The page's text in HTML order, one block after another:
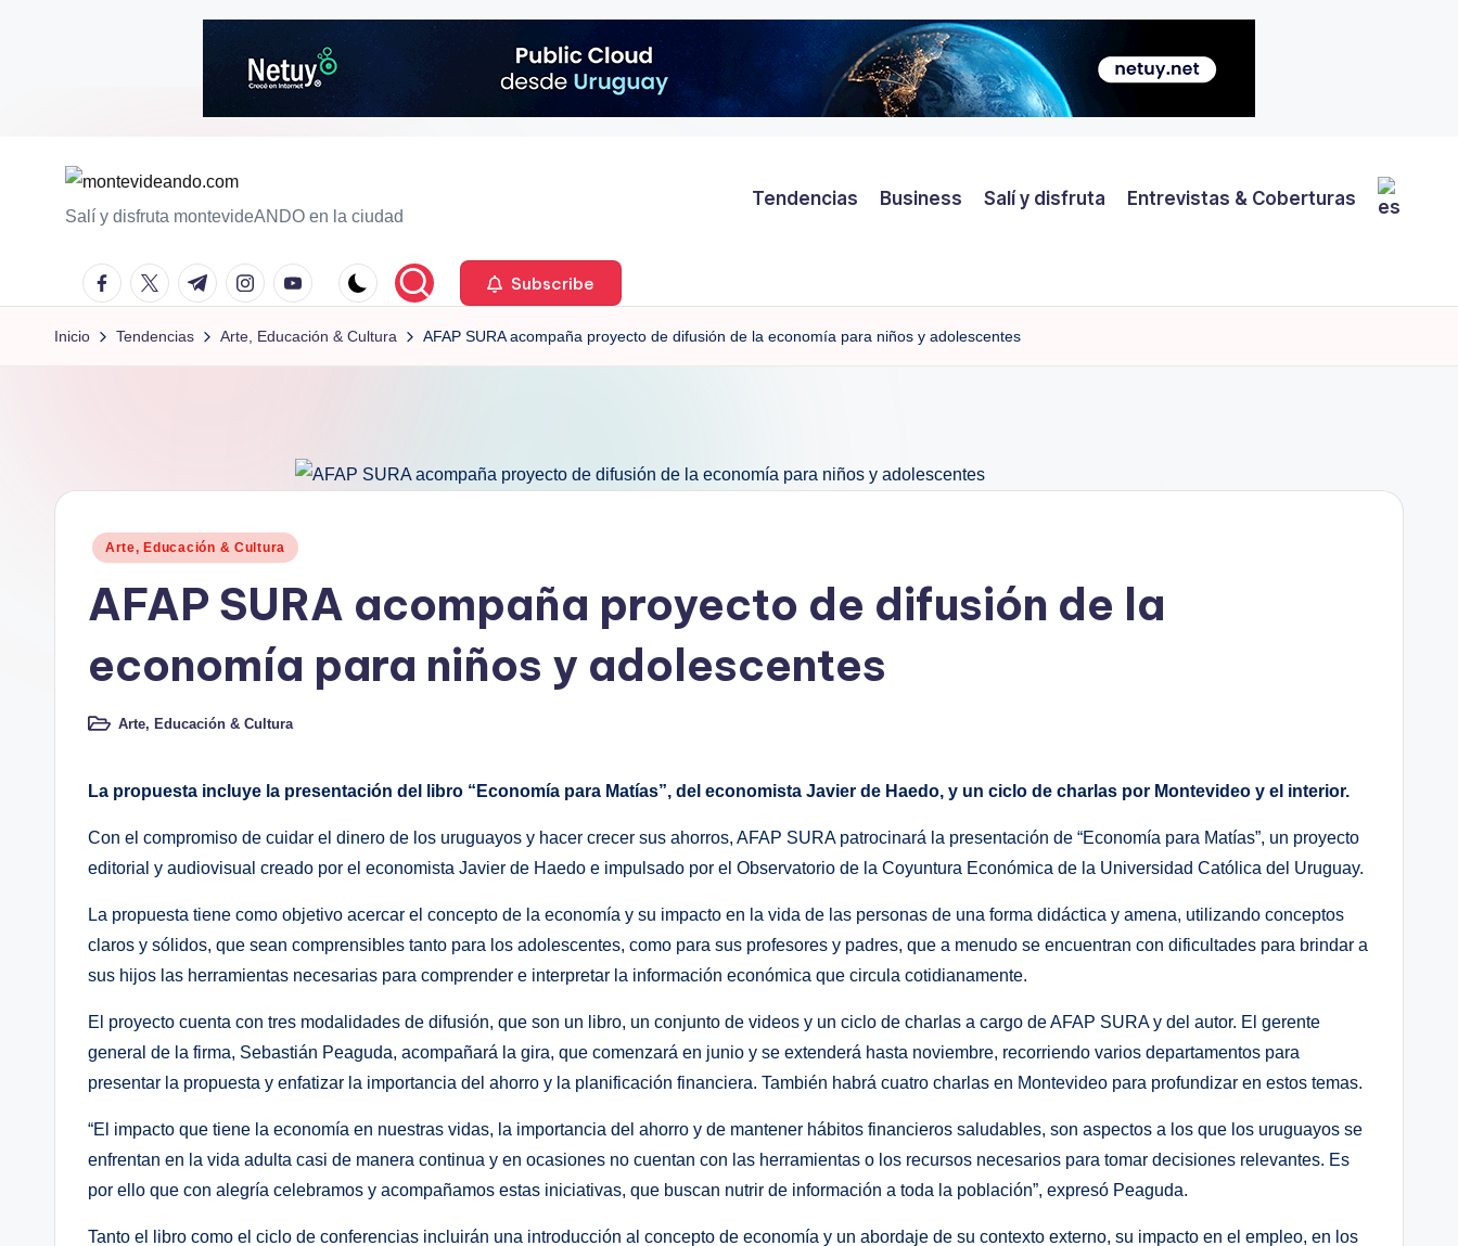
m
n
t
d
m
Salí y disfruta montevideANDO en la ciudad
Tendencias Business Salí y disfruta Entrevistas & Coberturas
facebook.com
twitter.com
t.me instagram.com
youtube.com Subscribe
Inicio Tendencias Arte, Educación & Cultura AFAP SURA acompaña proyecto de difusión de la economía para niños y adolescentes
Publicado
Arte, Educación & Cultura
AFAP SURA acompaña proyecto de difusión de la
economía para niños y adolescentes
Publicado
Arte, Educación & Cultura
La propuesta incluye la presentación del libro “Economía para Matías”, del economista Javier de Haedo, y un ciclo de charlas por Montevideo y el interior.
Con el compromiso de cuidar el dinero de los uruguayos y hacer crecer sus ahorros, AFAP SURA patrocinará la presentación de “Economía para Matías”, un proyecto
editorial y audiovisual creado por el economista Javier de Haedo e impulsado por el Observatorio de la Coyuntura Económica de la Universidad Católica del Uruguay.
La propuesta tiene como objetivo acercar el concepto de la economía y su impacto en la vida de las personas de una forma didáctica y amena, utilizando conceptos
claros y sólidos, que sean comprensibles tanto para los adolescentes, como para sus profesores y padres, que a menudo se encuentran con dificultades para brindar a
sus hijos las herramientas necesarias para comprender e interpretar la información económica que circula cotidianamente.
El proyecto cuenta con tres modalidades de difusión, que son un libro, un conjunto de videos y un ciclo de charlas a cargo de AFAP SURA y del autor. El gerente
general de la firma, Sebastián Peaguda, acompañará la gira, que comenzará en junio y se extenderá hasta noviembre, recorriendo varios departamentos para
presentar la propuesta y enfatizar la importancia del ahorro y la planificación financiera. También habrá cuatro charlas en Montevideo para profundizar en estos temas.
“El impacto que tiene la economía en nuestras vidas, la importancia del ahorro y de mantener hábitos financieros saludables, son aspectos a los que los uruguayos se
enfrentan en la vida adulta casi de manera continua y en ocasiones no cuentan con las herramientas o los recursos necesarios para tomar decisiones relevantes. Es
por ello que con alegría celebramos y acompañamos estas iniciativas, que buscan nutrir de información a toda la población”, expresó Peaguda.
Tanto el libro como el ciclo de conferencias incluirán una introducción al concepto de economía y un abordaje de su contexto externo, su impacto en el empleo, en los